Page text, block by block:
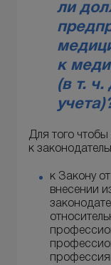
ли
к
(в т.
Для того
к
к Закону
внесении